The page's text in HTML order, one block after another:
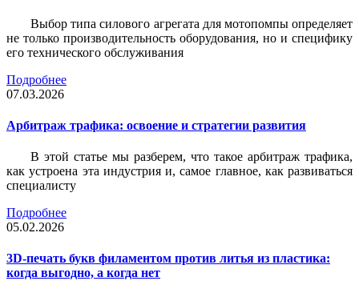
Выбор типа силового агрегата для мотопомпы определяет
не только производительность оборудования, но и специфику
его технического обслуживания
Подробнее
07.03.2026
Арбитраж трафика: освоение и стратегии развития
В этой статье мы разберем, что такое арбитраж трафика,
как устроена эта индустрия и, самое главное, как развиваться
специалисту
Подробнее
05.02.2026
3D-печать букв филаментом против литья из пластика:
когда выгодно, а когда нет